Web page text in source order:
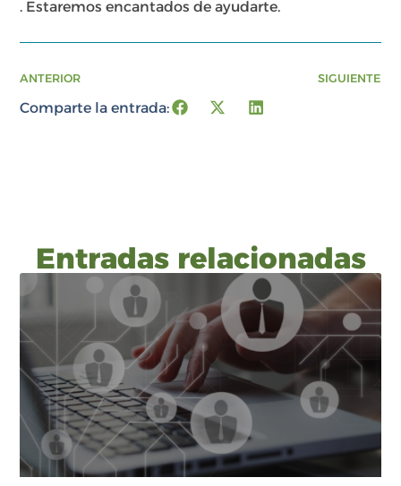
. Estaremos encantados de ayudarte.
ANTERIOR SIGUIENTE
Comparte la entrada:
Entradas relacionadas